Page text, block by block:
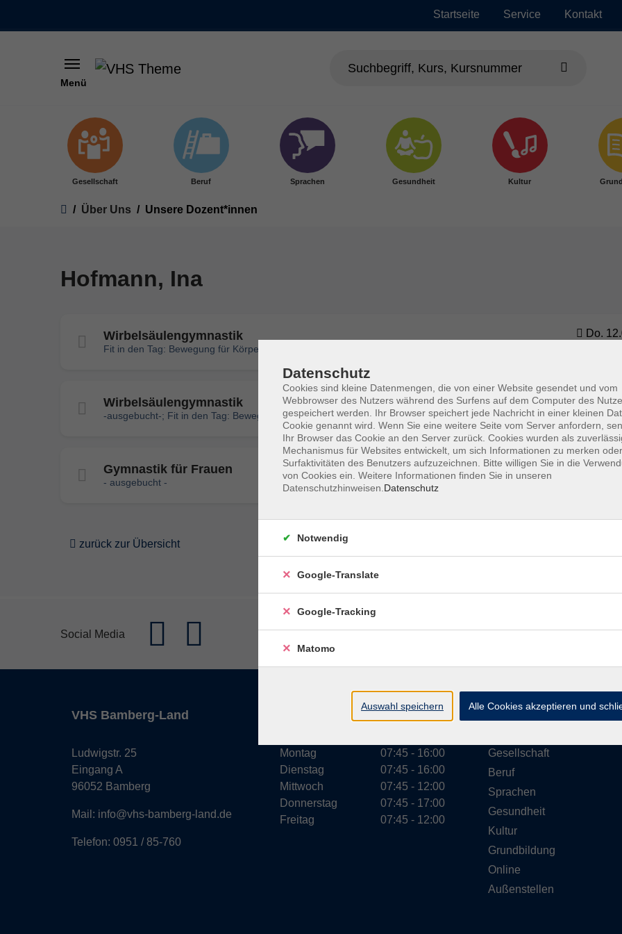
Startseite Service Kontakt
Menü
Gesellschaft Beruf Sprachen Gesundheit Kultur
You are here:
Über Uns Unsere Dozent*innen
Hofmann, Ina
Wirbelsäulengymnastik
Fit in den Tag: Bewegung für Körper und graue Zellen - ausgebucht -
Do.
Wirbelsäulengymnastik
-ausgebucht-; Fit in den Tag: Bewegung für Körper und graue Zellen
Do.
Gymnastik für Frauen
- ausgebucht -
Mo.
zurück zur Übersicht
Social Media Impressum Datenschutzerklärung AGB
VHS Bamberg-Land
Ludwigstr. 25
Eingang A
96052 Bamberg
Mail: info@vhs-bamberg-land.de
Telefon: 0951 / 85-760
Öffnungszeiten
Montag
Dienstag
Mittwoch
Donnerstag
Freitag
07:45 - 16:00
07:45 - 16:00
07:45 - 12:00
07:45 - 17:00
07:45 - 12:00
Programm
Gesellschaft
Beruf
Sprachen
Gesundheit
Kultur
Grundbildung
Online
Außenstellen
Datenschutz
Cookies sind kleine Datenmengen, die von einer Website gesendet und vom
Webbrowser des Nutzers während des Surfens auf dem Computer des
gespeichert werden. Ihr Browser speichert jede Nachricht in einer kleinen
Cookie genannt wird. Wenn Sie eine weitere Seite vom Server anfordern,
Ihr Browser das Cookie an den Server zurück. Cookies wurden als
Mechanismus für Websites entwickelt, um sich Informationen zu merken
Surfaktivitäten des Benutzers aufzuzeichnen. Bitte willigen Sie in die
von Cookies ein. Weitere Informationen finden Sie in unseren
Datenschutzhinweisen. Datenschutz
Notwendig
Google-Translate
Google-Tracking
Matomo
Auswahl speichern Alle Cookies akzeptieren und